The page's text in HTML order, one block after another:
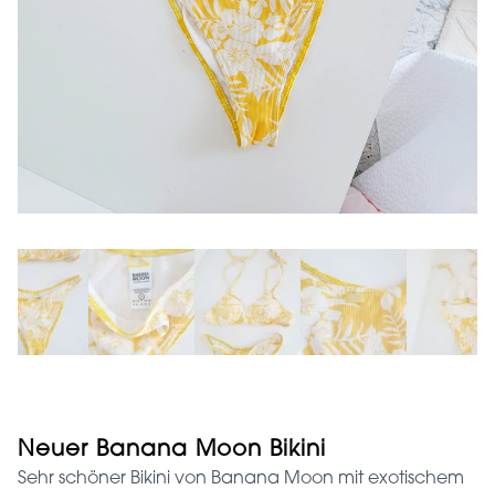
Neuer Banana Moon Bikini
Sehr schöner Bikini von Banana Moon mit exotischem